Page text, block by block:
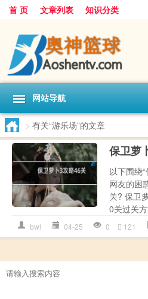
首 页 文章列表 知识分类
网站导航
> 有关“游乐场”的文章
保卫萝
以下围绕
网友的困
关? 保卫
0关过关
bwl 04-25 0 121